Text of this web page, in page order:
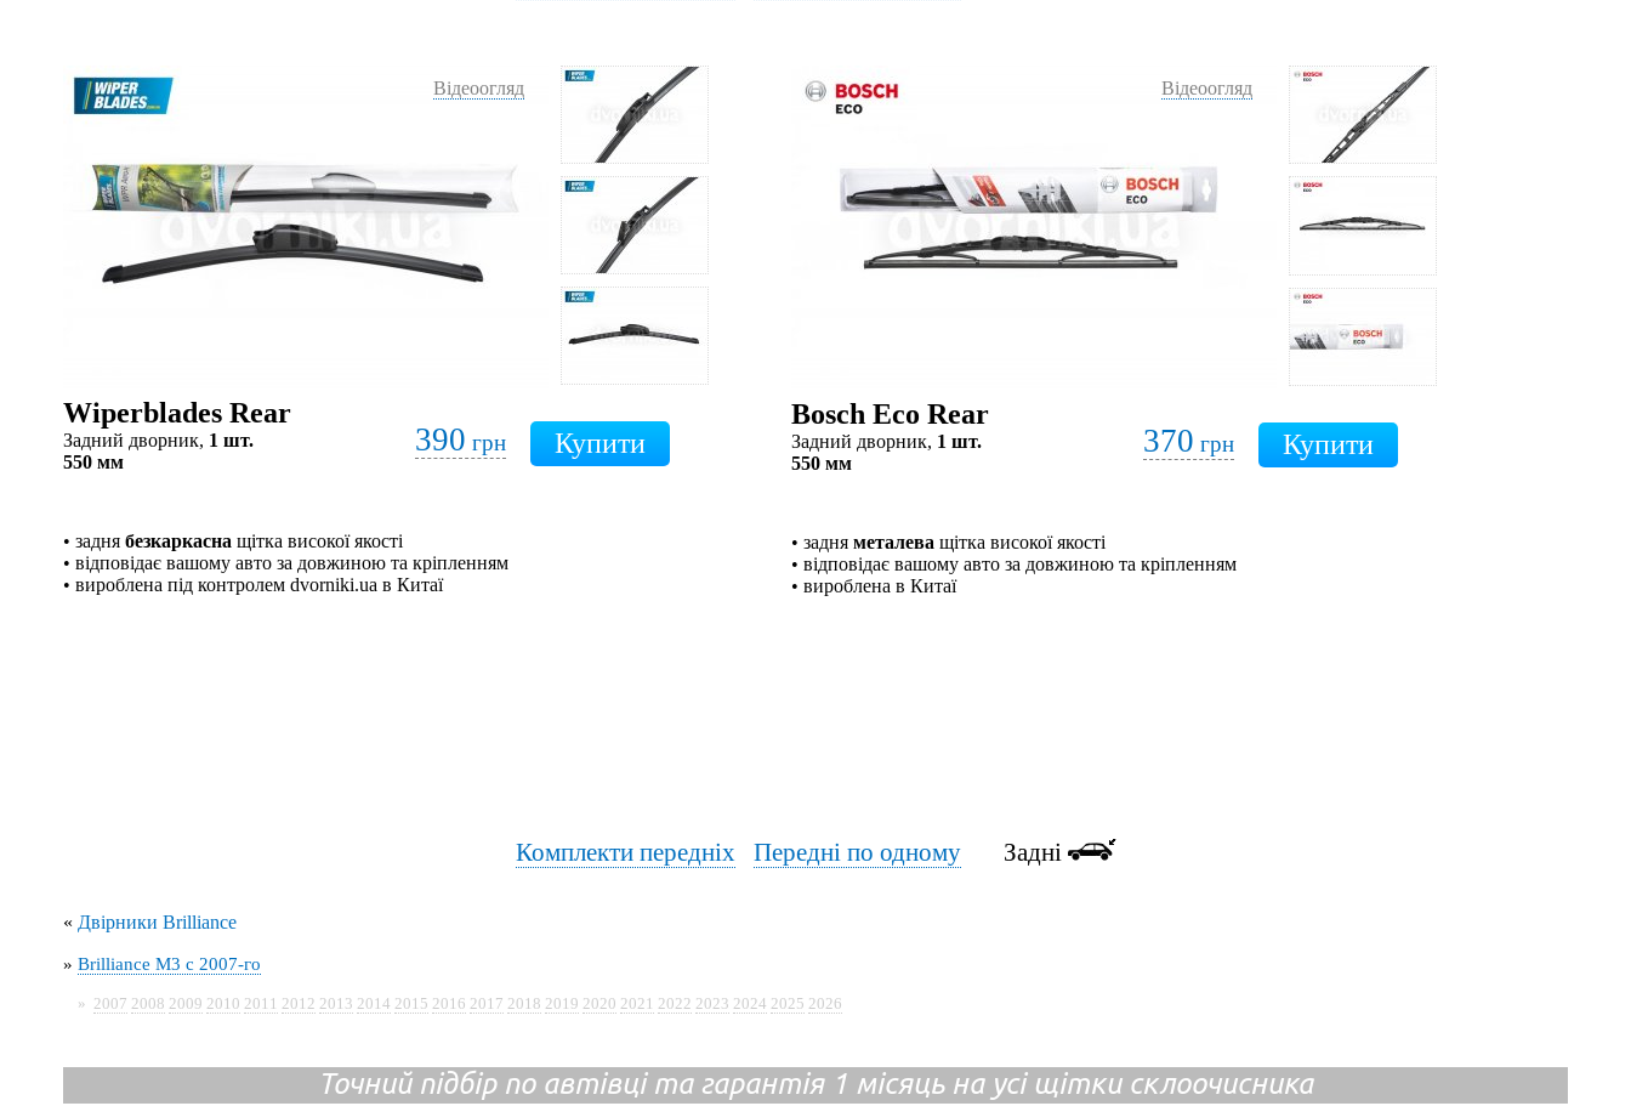
Відеоогляд
Wiperblades Rear
Задний дворник, 1 шт.
550 мм
390 грн
• задня безкаркасна щітка високої якості
• відповідає вашому авто за довжиною та кріпленням
• вироблена під контролем dvorniki.ua в Китаї
Відеоогляд
Bosch Eco Rear
Задний дворник, 1 шт.
550 мм
370 грн
• задня металева щітка високої якості
• відповідає вашому авто за довжиною та кріпленням
• вироблена в Китаї
Комплекти передніх Передні по одномуЗадні
« Двірники Brilliance
» Brilliance M3 с 2007-го
» 2007 2008 2009 2010 2011 2012 2013 2014 2015 2016 2017 2018 2019 2020 2021 2022 2023 2024 2025 2026
Точний підбір по автівці та гарантія 1 місяць на усі щітки склоочисника